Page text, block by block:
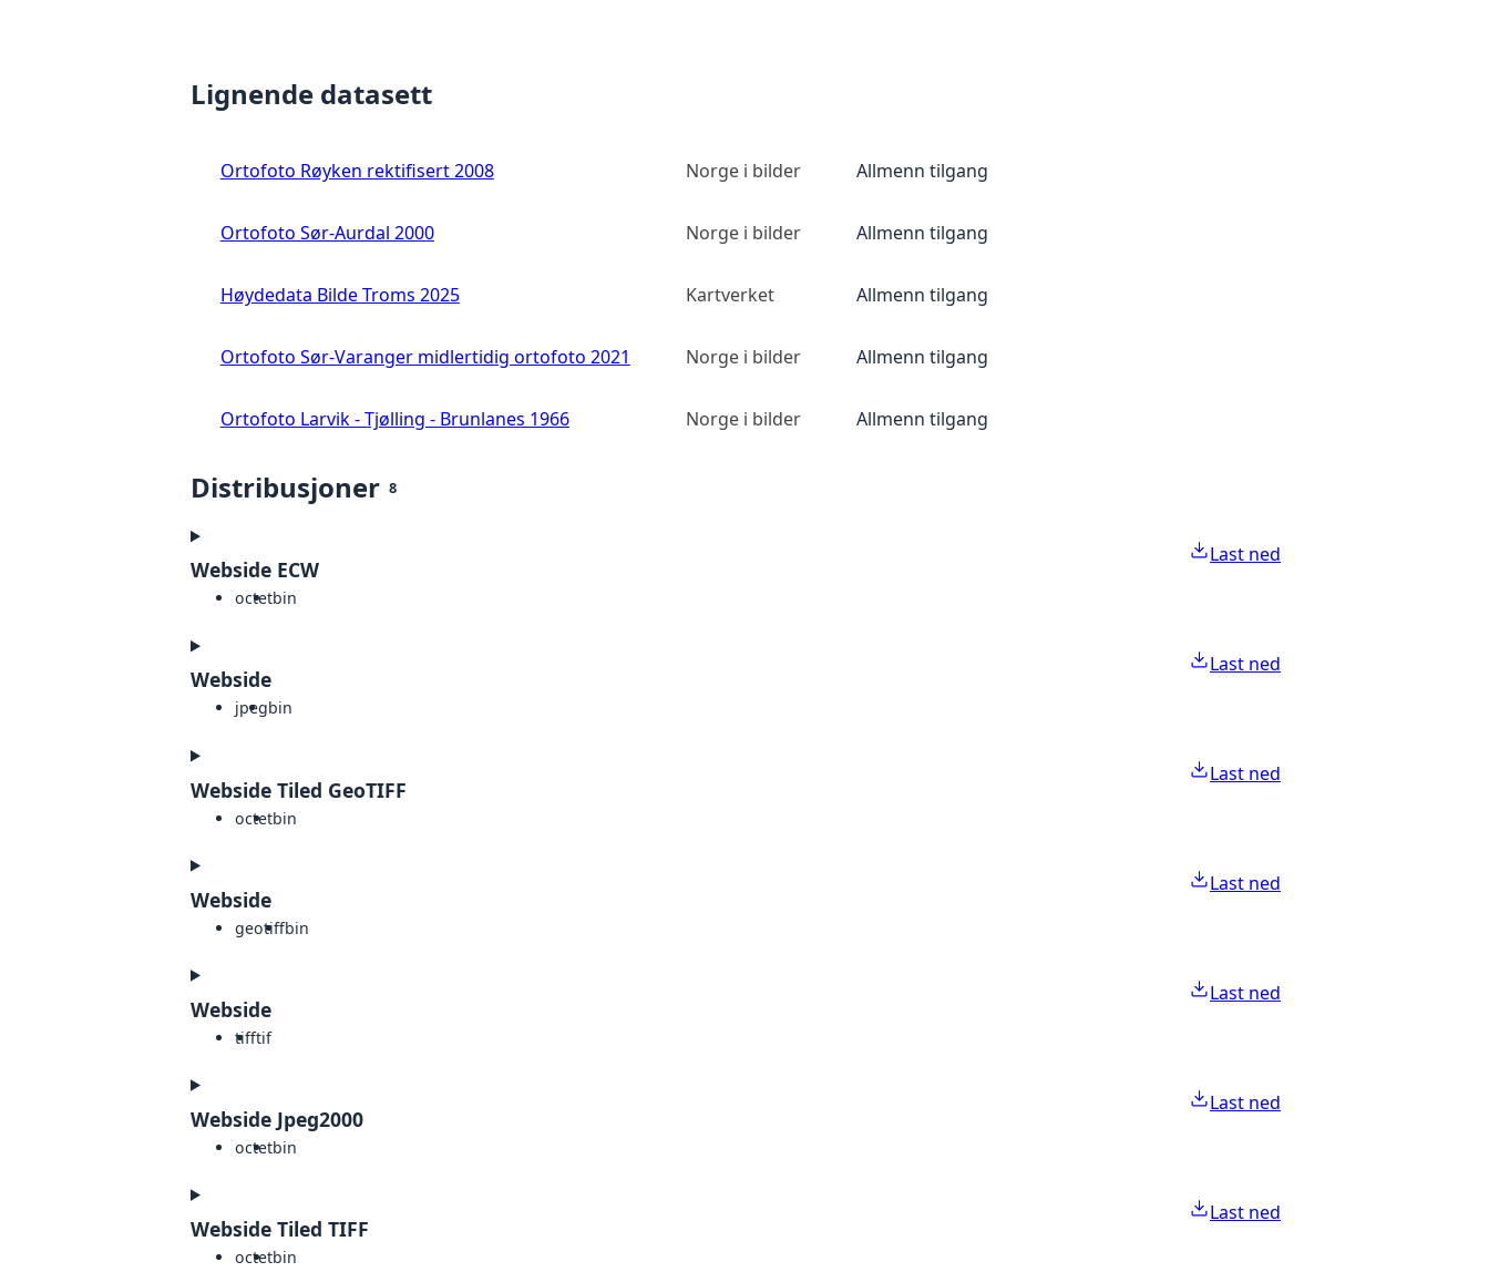
Lignende datasett
Ortofoto Røyken rektifisert 2008 Norge i bilder Allmenn tilgang
Ortofoto Sør-Aurdal 2000 Norge i bilder Allmenn tilgang
Høydedata Bilde Troms 2025 Kartverket Allmenn tilgang
Ortofoto Sør-Varanger midlertidig ortofoto 2021 Norge i bilder Allmenn tilgang
Ortofoto Larvik - Tjølling - Brunlanes 1966 Norge i bilder Allmenn tilgang
Distribusjoner 8
Webside ECW
octetbin
Last ned
Webside
jpegbin
Last ned
Webside Tiled GeoTIFF
octetbin
Last ned
Webside
geotiffbin
Last ned
Webside
tifftif
Last ned
Webside Jpeg2000
octetbin
Last ned
Webside Tiled TIFF
octetbin
Last ned